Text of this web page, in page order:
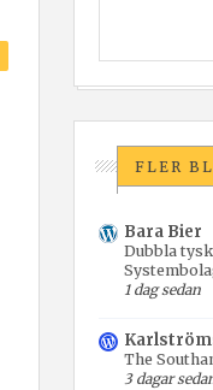
FLER
Bara Bier
Dubbla
1 dag sedan
The
3 dagar